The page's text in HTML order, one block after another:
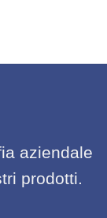
aziendale
prodotti.